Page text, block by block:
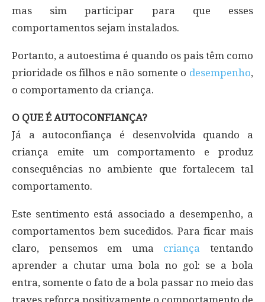
mas sim participar para que esses
comportamentos sejam instalados.
Portanto, a autoestima é quando os pais têm como
prioridade os filhos e não somente o desempenho,
o comportamento da criança.
O QUE É AUTOCONFIANÇA?
Já a autoconfiança é desenvolvida quando a
criança emite um comportamento e produz
consequências no ambiente que fortalecem tal
comportamento.
Este sentimento está associado a desempenho, a
comportamentos bem sucedidos. Para ficar mais
claro, pensemos em uma criança tentando
aprender a chutar uma bola no gol: se a bola
entra, somente o fato de a bola passar no meio das
traves reforça positivamente o comportamento de